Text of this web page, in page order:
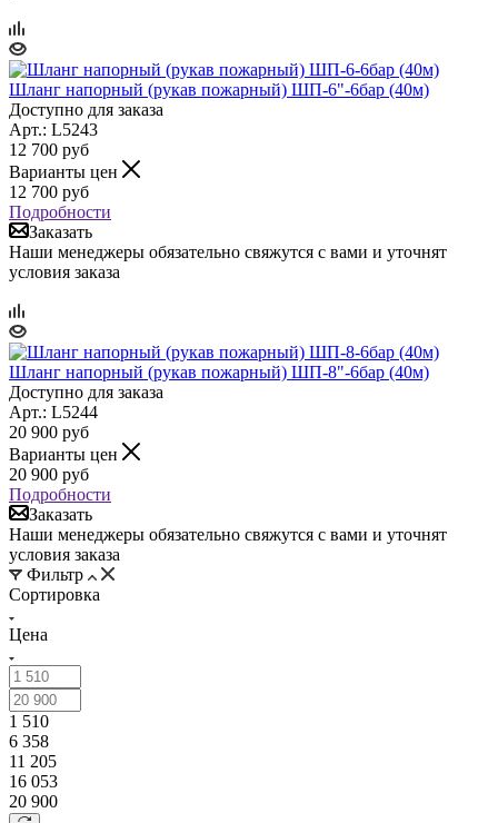
Шланг напорный (рукав пожарный) ШП-6"-6бар (40м)
Доступно для заказа
Арт.: L5243
12 700 руб
Варианты цен
12 700 руб
Подробности
Заказать
Наши менеджеры обязательно свяжутся с вами и уточнят
условия заказа
Шланг напорный (рукав пожарный) ШП-8"-6бар (40м)
Доступно для заказа
Арт.: L5244
20 900 руб
Варианты цен
20 900 руб
Подробности
Заказать
Наши менеджеры обязательно свяжутся с вами и уточнят
условия заказа
Фильтр
Сортировка
Цена
1 510
6 358
11 205
16 053
20 900